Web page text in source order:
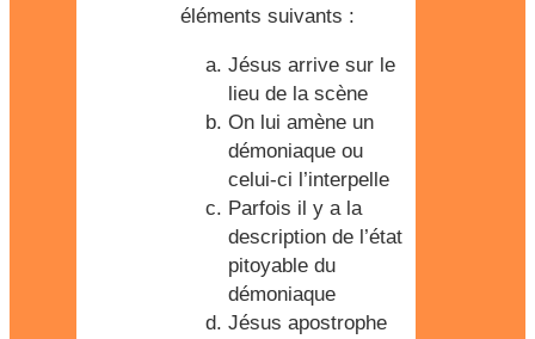
éléments suivants :
Jésus arrive sur le
lieu de la scène
On lui amène un
démoniaque ou
celui-ci l’interpelle
Parfois il y a la
description de l’état
pitoyable du
démoniaque
Jésus apostrophe